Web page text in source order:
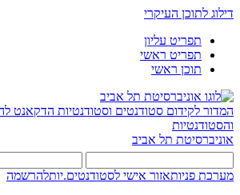
דילוג לתוכן העיקרי
תפריט עליון
תפריט ראשי
תוכן ראשי
המדור לקידום סטודנטים וסטודנטיות הדקאנט
והסטודנטיות
אוניברסיטת תל אביב
מערכת פניותאזור אישי לסטודנטים.יותלהרשמה